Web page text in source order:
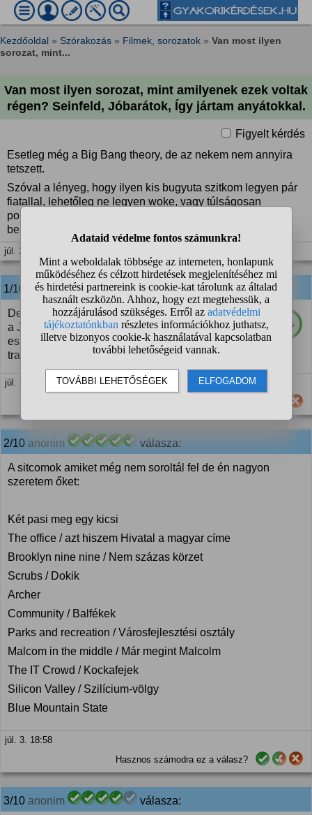
Kezdőoldal » Szórakozás » Filmek, sorozatok » Van most ilyen
sorozat, mint...
Van most ilyen sorozat, mint amilyenek ezek voltak
régen? Seinfeld, Jóbarátok, Így jártam anyátokkal.
Figyelt kérdés
Esetleg még a Big Bang theory, de az nekem nem annyira
tetszett.
Szóval a lényeg, hogy ilyen kis bugyuta szitkom legyen pár
fiatallal, lehetőleg ne legyen woke, vagy túlságosan
politikailag korrekt, mert akkor szinte semmi poén nincs
benne.
júl. 3. 14:08
1/10 anonim válasza:
65%
De azért tisztázhatnád mi számít woke-nak, mert pl.
a Jóbarátokban konkrétan leszbikus pár van, akik
esküvőt tartanak és gyereket nevelnek vagy
transzszexuális nők, akiknek szintén van családjuk.
júl. 3. 15:16
2/10 anonim válasza:
A sitcomok amiket még nem soroltál fel de én nagyon
szeretem őket:
Két pasi meg egy kicsi
The office / azt hiszem Hivatal a magyar címe
Brooklyn nine nine / Nem százas körzet
Scrubs / Dokik
Archer
Community / Balfékek
Parks and recreation / Városfejlesztési osztály
Malcom in the middle / Már megint Malcolm
The IT Crowd / Kockafejek
Silicon Valley / Szilícium-völgy
Blue Mountain State
júl. 3. 18:58
Hasznos számodra ez a válasz?
3/10 anonim válasza: